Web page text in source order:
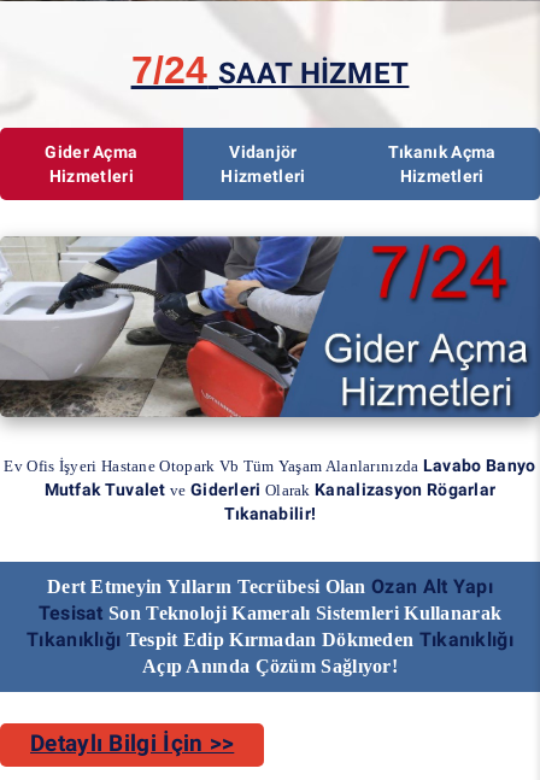
7/24 SAAT HİZMET
Gider Açma
Hizmetleri
Vidanjör
Hizmetleri
Tıkanık Açma
Hizmetleri
Ev Ofis İşyeri Hastane Otopark Vb Tüm Yaşam Alanlarınızda Lavabo Banyo
Mutfak Tuvalet ve Giderleri Olarak Kanalizasyon Rögarlar
Tıkanabilir!
Dert Etmeyin Yılların Tecrübesi OlanOzan Alt Yapı
Tesisat Son Teknoloji Kameralı Sistemleri Kullanarak
Tıkanıklığı Tespit Edip Kırmadan Dökmeden Tıkanıklığı
Açıp Anında Çözüm Sağlıyor!
Detaylı Bilgi İçin >>